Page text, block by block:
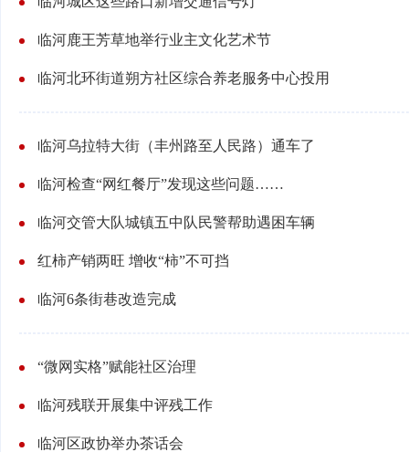
临河鹿王芳草地举行业主文化艺术节
临河北环街道朔方社区综合养老服务中心投用
临河乌拉特大街（丰州路至人民路）通车了
临河检查“网红餐厅”发现这些问题……
临河交管大队城镇五中队民警帮助遇困车辆
红柿产销两旺 增收“柿”不可挡
临河6条街巷改造完成
“微网实格”赋能社区治理
临河残联开展集中评残工作
临河区政协举办茶话会